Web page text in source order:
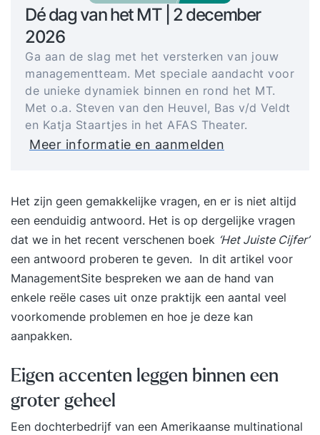
Dé dag van het MT | 2 december
2026
Ga aan de slag met het versterken van jouw
managementteam. Met speciale aandacht voor
de unieke dynamiek binnen en rond het MT.
Met o.a. Steven van den Heuvel, Bas v/d Veldt
en Katja Staartjes in het AFAS Theater.
Meer informatie en aanmelden
Het zijn geen gemakkelijke vragen, en er is niet altijd
een eenduidig antwoord. Het is op dergelijke vragen
dat we in het recent verschenen boek ‘Het Juiste Cijfer’
een antwoord proberen te geven. In dit artikel voor
ManagementSite bespreken we aan de hand van
enkele reële cases uit onze praktijk een aantal veel
voorkomende proble­men en hoe je deze kan
aanpakken.
Eigen accenten leggen binnen een
groter geheel
Een dochterbedrijf van een Amerikaanse multinational